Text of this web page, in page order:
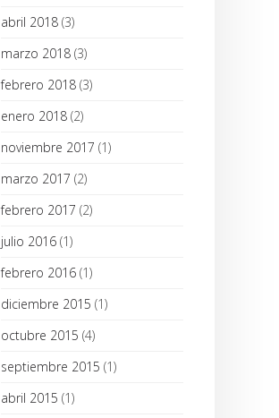
abril 2018 (3)
marzo 2018 (3)
febrero 2018 (3)
enero 2018 (2)
noviembre 2017 (1)
marzo 2017 (2)
febrero 2017 (2)
julio 2016 (1)
febrero 2016 (1)
diciembre 2015 (1)
octubre 2015 (4)
septiembre 2015 (1)
abril 2015 (1)